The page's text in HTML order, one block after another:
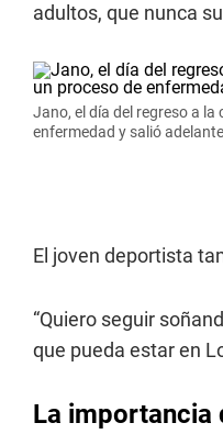
adultos, que nunca
Jano, el día del regreso a
enfermedad y salió
El joven deportista
“Quiero seguir
que pueda estar en
La importancia